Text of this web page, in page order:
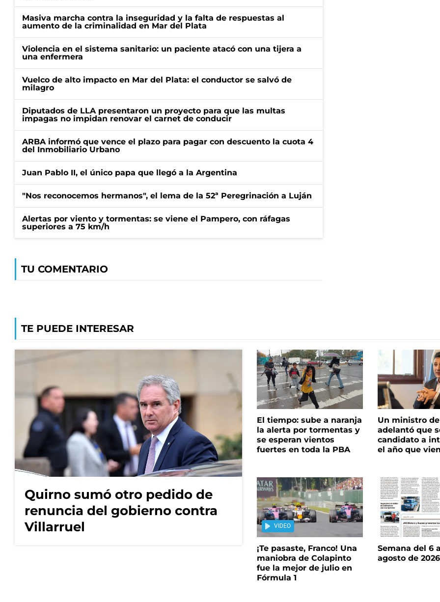
Masiva marcha contra la inseguridad y la falta de respuestas al
aumento de la criminalidad en Mar del Plata
Violencia en el sistema sanitario: un paciente atacó con una tijera a
una enfermera
Vuelco de alto impacto en Mar del Plata: el conductor se salvó de
milagro
Diputados de LLA presentaron un proyecto para que las multas
impagas no impidan renovar el carnet de conducir
ARBA informó que vence el plazo para pagar con descuento la cuota 4
del Inmobiliario Urbano
Juan Pablo II, el único papa que llegó a la Argentina
"Nos reconocemos hermanos", el lema de la 52ª Peregrinación a Luján
Alertas por viento y tormentas: se viene el Pampero, con ráfagas
superiores a 75 km/h
TU COMENTARIO
TE PUEDE INTERESAR
Quirno sumó otro pedido de
renuncia del gobierno contra
Villarruel
El tiempo: sube a naranja
la alerta por tormentas y
se esperan vientos
fuertes en toda la PBA
Un ministro
adelantó que
candidato a
el año que
VIDEO
¡Te pasaste, Franco! Una
maniobra de Colapinto
fue la mejor de julio en
Fórmula 1
Semana del 6
agosto de 2026